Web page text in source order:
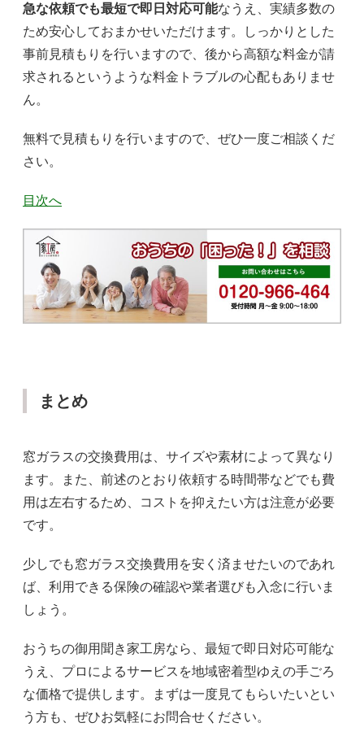
急な依頼でも最短で即日対応可能なうえ、実績多数の
ため安心しておまかせいただけます。しっかりとした
事前見積もりを行いますので、後から高額な料金が請
求されるというような料金トラブルの心配もありませ
ん。
無料で見積もりを行いますので、ぜひ一度ご相談くだ
さい。
目次へ
まとめ
窓ガラスの交換費用は、サイズや素材によって異なり
ます。また、前述のとおり依頼する時間帯などでも費
用は左右するため、コストを抑えたい方は注意が必要
です。
少しでも窓ガラス交換費用を安く済ませたいのであれ
ば、利用できる保険の確認や業者選びも入念に行いま
しょう。
おうちの御用聞き家工房なら、最短で即日対応可能な
うえ、プロによるサービスを地域密着型ゆえの手ごろ
な価格で提供します。まずは一度見てもらいたいとい
う方も、ぜひお気軽にお問合せください。